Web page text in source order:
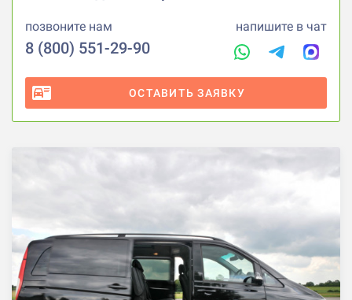
позвоните нам
8 (800) 551-29-90
напишите в чат
ОСТАВИТЬ ЗАЯВКУ